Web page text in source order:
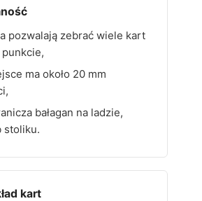
pozwalają zebrać wiele kart
ma około 20 mm
bałagan na ladzie,
stoliku.
kart